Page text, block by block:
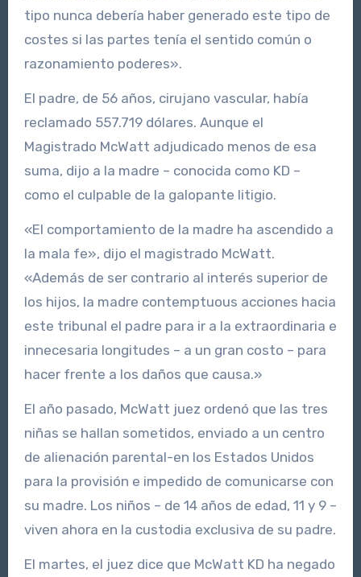
tipo nunca debería haber generado este tipo de
costes si las partes tenía el sentido común o
razonamiento poderes».
El padre, de 56 años, cirujano vascular, había
reclamado 557.719 dólares. Aunque el
Magistrado McWatt adjudicado menos de esa
suma, dijo a la madre – conocida como KD –
como el culpable de la galopante litigio.
«El comportamiento de la madre ha ascendido a
la mala fe», dijo el magistrado McWatt.
«Además de ser contrario al interés superior de
los hijos, la madre contemptuous acciones hacia
este tribunal el padre para ir a la extraordinaria e
innecesaria longitudes – a un gran costo – para
hacer frente a los daños que causa.»
El año pasado, McWatt juez ordenó que las tres
niñas se hallan sometidos, enviado a un centro
de alienación parental-en los Estados Unidos
para la provisión e impedido de comunicarse con
su madre. Los niños – de 14 años de edad, 11 y 9 –
viven ahora en la custodia exclusiva de su padre.
El martes, el juez dice que McWatt KD ha negado